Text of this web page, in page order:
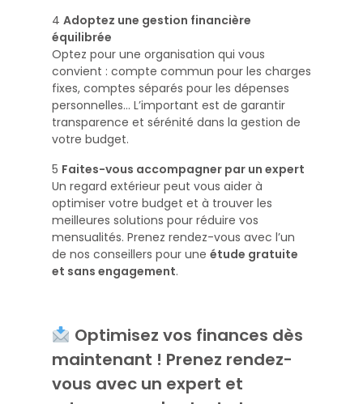
4️ Adoptez une gestion financière
équilibrée
Optez pour une organisation qui vous
convient : compte commun pour les charges
fixes, comptes séparés pour les dépenses
personnelles… L’important est de garantir
transparence et sérénité dans la gestion de
votre budget.
5️ Faites-vous accompagner par un expert
Un regard extérieur peut vous aider à
optimiser votre budget et à trouver les
meilleures solutions pour réduire vos
mensualités. Prenez rendez-vous avec l’un
de nos conseillers pour une étude gratuite
et sans engagement.
Optimisez vos finances dès
maintenant ! Prenez rendez-
vous avec un expert et